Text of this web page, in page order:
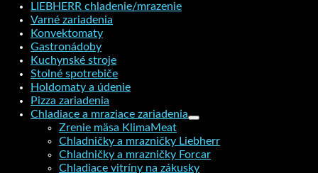
Kuchynské stroje
Stolné spotrebiče
Holdomaty a údenie
Pizza zariadenia
Chladiace a mraziace zariadenia
Umývačky riadu a skla
Barové zariadenia
Hrnce a panvice
Kuchynské náradie
Porcelán, sklo, príbor
Chémia, sprchy, zmäkčovače
Výdaj, transport, catering
LIEBHERR chladenie/mrazenie
Varné zariadenia
Konvektomaty
Gastronádoby
Kuchynské stroje
Stolné spotrebiče
Holdomaty a údenie
Pizza zariadenia
Chladiace a mraziace zariadenia
Zrenie mäsa KlimaMeat
Chladničky a mrazničky Liebherr
Chladničky a mrazničky Forcar
Chladiace vitríny na zákusky